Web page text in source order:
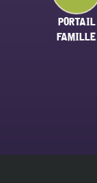
PORTAIL
FAMILLE